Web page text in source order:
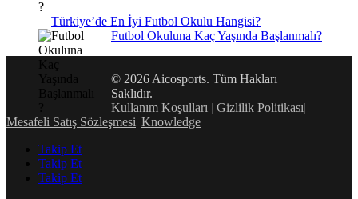
Türkiye’de En İyi Futbol Okulu Hangisi?
Futbol Okuluna Kaç Yaşında Başlanmalı?
© 2026 Aicosports. Tüm Hakları
Saklıdır.
Kullanım Koşulları | Gizlilik Politikası|
Mesafeli Satış Sözleşmesi| Knowledge
Takip Et
Takip Et
Takip Et